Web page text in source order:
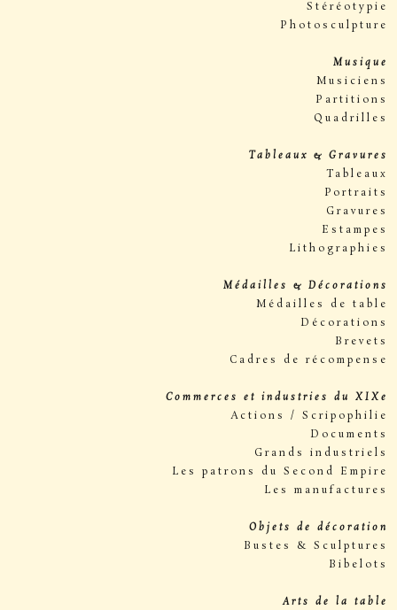
Stéréotypie
Photosculpture
Musique
Musiciens
Partitions
Quadrilles
Tableaux & Gravures
Tableaux
Portraits
Gravures
Estampes
Lithographies
Médailles & Décorations
Médailles de table
Décorations
Brevets
Cadres de récompense
Commerces et industries du XIXe
Actions / Scripophilie
Documents
Grands industriels
Les patrons du Second Empire
Les manufactures
Objets de décoration
Bustes & Sculptures
Bibelots
Arts de la table